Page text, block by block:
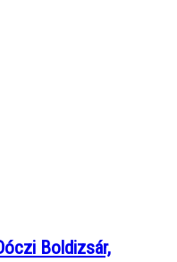
Boldizsár,